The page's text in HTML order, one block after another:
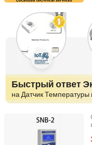
на Датчик Температуры
Guangzhou Huadu
Instrument Business